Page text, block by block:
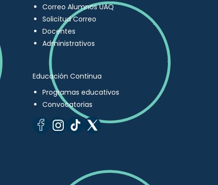
Correo Alumnos UAQ
Solicitud Correo
Docentes
Administrativos
Educación Continua
Programas educativos
Convocatorias